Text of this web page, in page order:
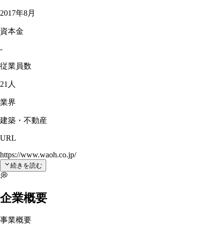
2017年8月
資本金
-
従業員数
21人
業界
建築・不動産
URL
https://www.waoh.co.jp/
続きを読む
💭
企業概要
事業概要